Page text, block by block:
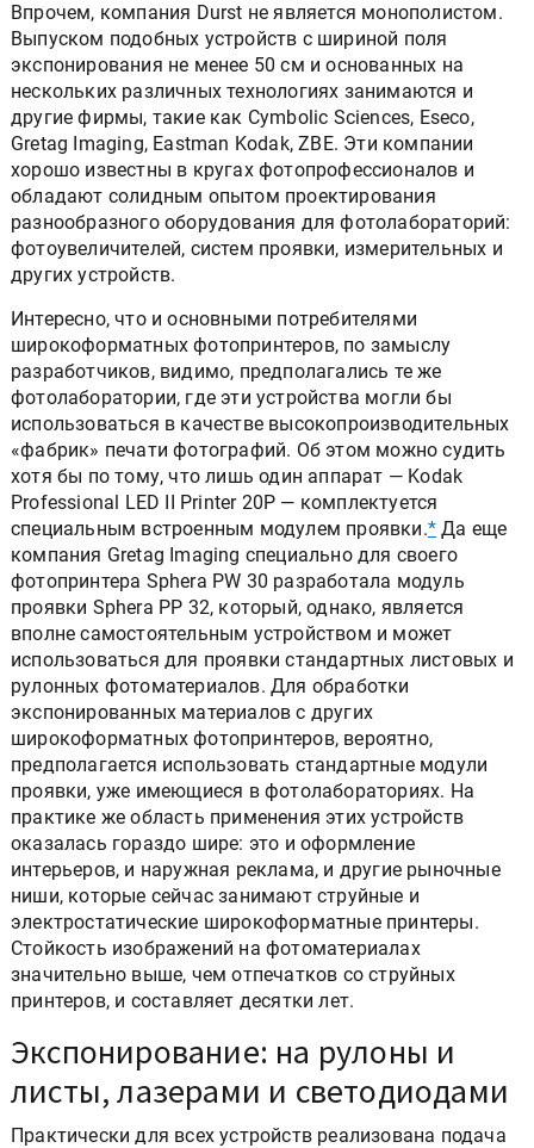
Впрочем, компания Durst не является монополистом.
Выпуском подобных устройств с шириной поля
экспонирования не менее 50 см и основанных на
нескольких различных технологиях занимаются и
другие фирмы, такие как Cymbolic Sciences, Eseco,
Gretag Imaging, Eastman Kodak, ZBE. Эти компании
хорошо известны в кругах фотопрофессионалов и
обладают солидным опытом проектирования
разнообразного оборудования для фотолабораторий:
фотоувеличителей, систем проявки, измерительных и
других устройств.
Интересно, что и основными потребителями
широкоформатных фотопринтеров, по замыслу
разработчиков, видимо, предполагались те же
фотолаборатории, где эти устройства могли бы
использоваться в качестве высокопроизводительных
«фабрик» печати фотографий. Об этом можно судить
хотя бы по тому, что лишь один аппарат — Kodak
Professional LED II Printer 20P — комплектуется
специальным встроенным модулем проявки.* Да еще
компания Gretag Imaging специально для своего
фотопринтера Sphera PW 30 разработала модуль
проявки Sphera PP 32, который, однако, является
вполне самостоятельным устройством и может
использоваться для проявки стандартных листовых и
рулонных фотоматериалов. Для обработки
экспонированных материалов с других
широкоформатных фотопринтеров, вероятно,
предполагается использовать стандартные модули
проявки, уже имеющиеся в фотолабораториях. На
практике же область применения этих устройств
оказалась гораздо шире: это и оформление
интерьеров, и наружная реклама, и другие рыночные
ниши, которые сейчас занимают струйные и
электростатические широкоформатные принтеры.
Стойкость изображений на фотоматериалах
значительно выше, чем отпечатков со струйных
принтеров, и составляет десятки лет.
Экспонирование: на рулоны и
листы, лазерами и светодиодами
Практически для всех устройств реализована подача